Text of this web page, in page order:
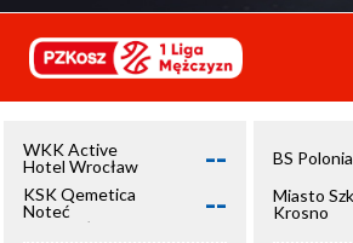
WKK Active
Hotel Wrocław
--
KSK Qemetica
Noteć
Inowrocław
--
BS
Miasto
Krosno